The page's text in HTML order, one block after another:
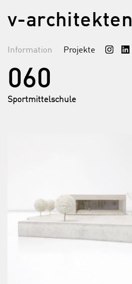
v-architekten
Information Projekte
060
Sportmittelschule